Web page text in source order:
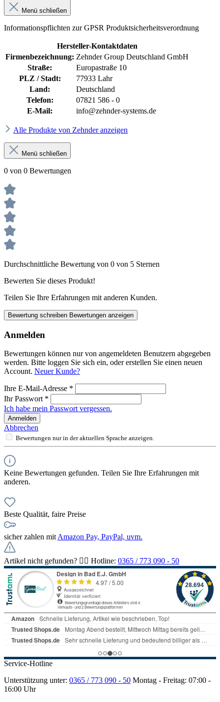
Menü schließen
Informationspflichten zur GPSR Produktsicherheitsverordnung
Hersteller-Kontaktdaten
Firmenbezeichnung: Zehnder Group Deutschland GmbH
Straße:
Europastraße 10
PLZ / Stadt:
77933 Lahr
Land:
Deutschland
Telefon:
07821 586 - 0
E-Mail:
info@zehnder-systems.de
Alle Produkte von Zehnder anzeigen
Menü schließen
0 von 0 Bewertungen
Durchschnittliche Bewertung von 0 von 5 Sternen
Bewerten Sie dieses Produkt!
Teilen Sie Ihre Erfahrungen mit anderen Kunden.
Bewertung schreiben Bewertungen anzeigen
Anmelden
Bewertungen können nur von angemeldeten Benutzern abgegeben
werden. Bitte loggen Sie sich ein, oder erstellen Sie einen neuen
Account. Neuer Kunde?
Ihre E-Mail-Adresse *
Ihr Passwort *
Ich habe mein Passwort vergessen.
Anmelden
Abbrechen
Bewertungen nur in der aktuellen Sprache anzeigen.
Keine Bewertungen gefunden. Teilen Sie Ihre Erfahrungen mit
anderen.
Beste Qualität, faire Preise
sicher zahlen mit Amazon Pay, PayPal, uvm.
Artikel nicht gefunden? 👉🏻 Hotline: 0365 / 773 090 - 50
Service-Hotline
Unterstützung unter: 0365 / 773 090 - 50 Montag - Freitag: 07:00 -
16:00 Uhr